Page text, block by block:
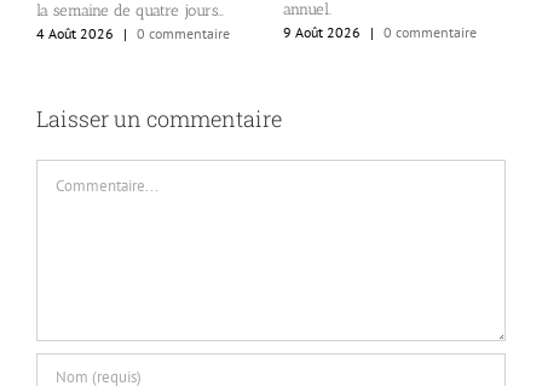
la semaine de quatre jours…
4 Août 2026
| 0 commentaire
annuel.
9 Août 2026
| 0 commentaire
Laisser un commentaire